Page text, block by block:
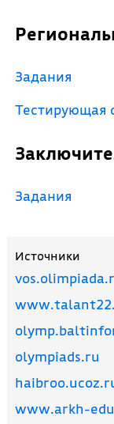
Задания
Тестирующая
Задания
Источники
olympiads.ru
www.arkh-